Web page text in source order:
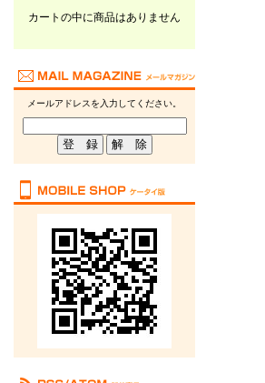
カートの中に商品はありません
メールアドレスを入力してください。